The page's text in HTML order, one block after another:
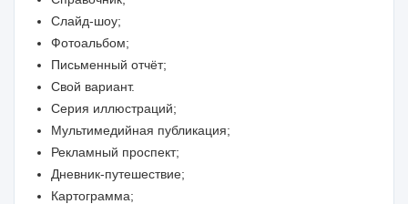
Слайд-шоу;
Фотоальбом;
Письменный отчёт;
Свой вариант.
Серия иллюстраций;
Мультимедийная публикация;
Рекламный проспект;
Дневник-путешествие;
Картограмма;